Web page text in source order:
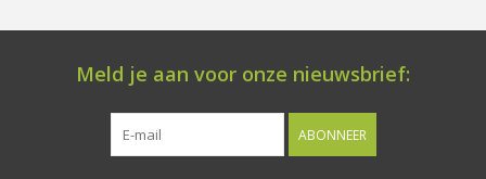
Meld je aan voor onze nieuwsbrief:
ABONNEER